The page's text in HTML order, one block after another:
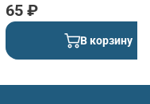
65 ₽
В корзину